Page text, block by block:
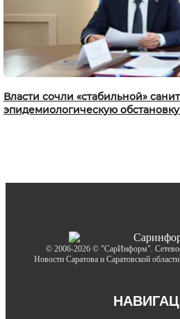
Власти сочли «стабильной»
эпидемиологическую
© 2006-2026 © "СарИнформ".
Новости Саратова и Саратовской